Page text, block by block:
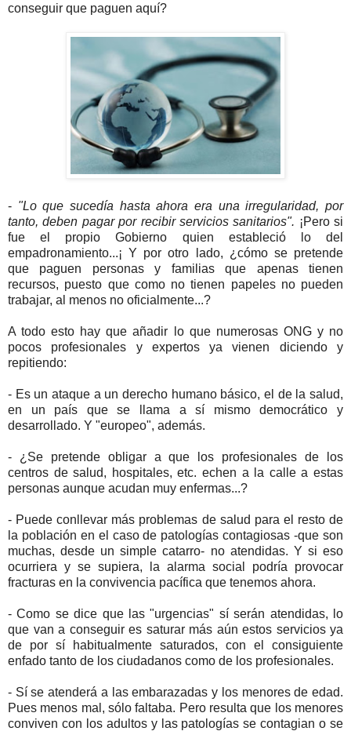
conseguir que paguen aquí?
- "Lo que sucedía hasta ahora era una irregularidad, por
tanto, deben pagar por recibir servicios sanitarios". ¡Pero si
fue el propio Gobierno quien estableció lo del
empadronamiento...¡ Y por otro lado, ¿cómo se pretende
que paguen personas y familias que apenas tienen
recursos, puesto que como no tienen papeles no pueden
trabajar, al menos no oficialmente...?
A todo esto hay que añadir lo que numerosas ONG y no
pocos profesionales y expertos ya vienen diciendo y
repitiendo:
- Es un ataque a un derecho humano básico, el de la salud,
en un país que se llama a sí mismo democrático y
desarrollado. Y "europeo", además.
- ¿Se pretende obligar a que los profesionales de los
centros de salud, hospitales, etc. echen a la calle a estas
personas aunque acudan muy enfermas...?
- Puede conllevar más problemas de salud para el resto de
la población en el caso de patologías contagiosas -que son
muchas, desde un simple catarro- no atendidas. Y si eso
ocurriera y se supiera, la alarma social podría provocar
fracturas en la convivencia pacífica que tenemos ahora.
- Como se dice que las "urgencias" sí serán atendidas, lo
que van a conseguir es saturar más aún estos servicios ya
de por sí habitualmente saturados, con el consiguiente
enfado tanto de los ciudadanos como de los profesionales.
- Sí se atenderá a las embarazadas y los menores de edad.
Pues menos mal, sólo faltaba. Pero resulta que los menores
conviven con los adultos y las patologías se contagian o se